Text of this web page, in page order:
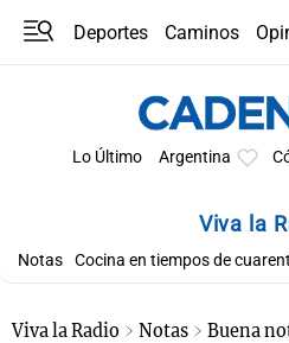
Deportes Caminos
Lo Último Argentina
Viva la
Notas Cocina en tiempos de
Viva la Radio Notas Buena